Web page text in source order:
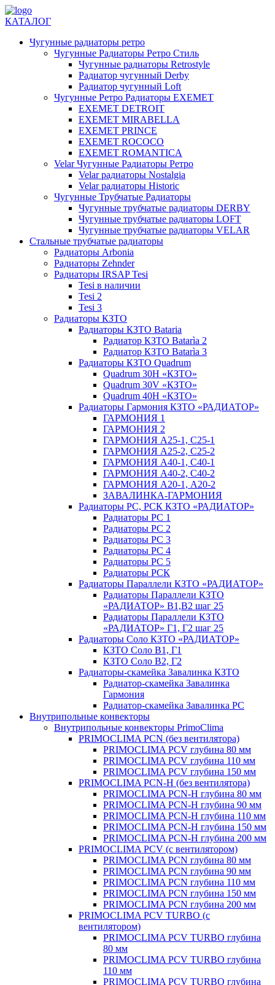
КАТАЛОГ
Чугунные радиаторы ретро
Чугунные Радиаторы Ретро Стиль
Чугунные радиаторы Retrostyle
Радиатор чугунный Derby
Радиатор чугунный Loft
Чугунные Ретро Радиаторы EXEMET
EXEMET DETROIT
EXEMET MIRABELLA
EXEMET PRINCE
EXEMET ROCOCO
EXEMET ROMANTICA
Velar Чугунные Радиаторы Ретро
Velar радиаторы Nostalgia
Velar радиаторы Historic
Чугунные Трубчатые Радиаторы
Чугунные трубчатые радиаторы DERBY
Чугунные трубчатые радиаторы LOFT
Чугунные трубчатые радиаторы VELAR
Стальные трубчатые радиаторы
Радиаторы Arbonia
Радиаторы Zehnder
Радиаторы IRSAP Tesi
Tesi в наличии
Tesi 2
Tesi 3
Радиаторы КЗТО
Радиаторы КЗТО Bataria
Радиатор КЗТО Batarìa 2
Радиатор КЗТО Batarìa 3
Радиаторы КЗТО Quadrum
Quadrum 30H «КЗТО»
Quadrum 30V «КЗТО»
Quadrum 40H «КЗТО»
Радиаторы Гармония КЗТО «РАДИАТОР»
ГАРМОНИЯ 1
ГАРМОНИЯ 2
ГАРМОНИЯ А25-1, С25-1
ГАРМОНИЯ А25-2, С25-2
ГАРМОНИЯ А40-1, С40-1
ГАРМОНИЯ А40-2, С40-2
ГАРМОНИЯ А20-1, А20-2
ЗАВАЛИНКА-ГАРМОНИЯ
Радиаторы РС, РСК КЗТО «РАДИАТОР»
Радиаторы РС 1
Радиаторы РС 2
Радиаторы РС 3
Радиаторы РС 4
Радиаторы РС 5
Радиаторы РСК
Радиаторы Параллели КЗТО «РАДИАТОР»
Радиаторы Параллели КЗТО
«РАДИАТОР» В1,В2 шаг 25
Радиаторы Параллели КЗТО
«РАДИАТОР» Г1, Г2 шаг 25
Радиаторы Соло КЗТО «РАДИАТОР»
КЗТО Соло В1, Г1
КЗТО Соло В2, Г2
Радиаторы-скамейка Завалинка КЗТО
Радиатор-скамейка Завалинка
Гармония
Радиатор-скамейка Завалинка РС
Внутрипольные конвекторы
Внутрипольные конвекторы PrimoClima
PRIMOCLIMA PCN (без вентилятора)
PRIMOCLIMA PCV глубина 80 мм
PRIMOCLIMA PCV глубина 110 мм
PRIMOCLIMA PCV глубина 150 мм
PRIMOCLIMA PCN-H (без вентилятора)
PRIMOCLIMA PCN-H глубина 80 мм
PRIMOCLIMA PCN-H глубина 90 мм
PRIMOCLIMA PCN-H глубина 110 мм
PRIMOCLIMA PCN-H глубина 150 мм
PRIMOCLIMA PCN-H глубина 200 мм
PRIMOCLIMA PCV (c вентилятором)
PRIMOCLIMA PCN глубина 80 мм
PRIMOCLIMA PCN глубина 90 мм
PRIMOCLIMA PCN глубина 110 мм
PRIMOCLIMA PCN глубина 150 мм
PRIMOCLIMA PCN глубина 200 мм
PRIMOCLIMA PCV TURBO (c
вентилятором)
PRIMOCLIMA PCV TURBO глубина
80 мм
PRIMOCLIMA PCV TURBO глубина
110 мм
PRIMOCLIMA PCV TURBO глубина